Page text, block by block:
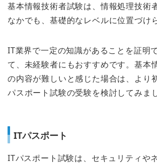
基本情報技術者試験は、情報処理技術
なかでも、基礎的なレベルに位置づけ
IT業界で一定の知識があることを証明
て、未経験者にもおすすめです。基本
の内容が難しいと感じた場合は、より
パスポート試験の受験を検討してみま
ITパスポート
ITパスポート試験は、セキュリティや